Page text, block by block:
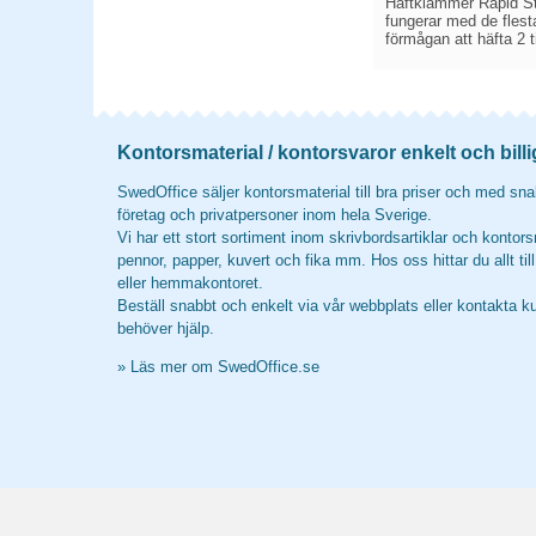
fungerar med de
förmågan att häfta 2
Kontorsmaterial / kontorsvaror enkelt och
SwedOffice säljer kontorsmaterial till bra priser och med
företag och privatpersoner inom hela Sverige.
Vi har ett stort sortiment inom skrivbordsartiklar och
pennor, papper, kuvert och fika mm. Hos oss hittar du allt
eller hemmakontoret.
Beställ snabbt och enkelt via vår webbplats eller kontakta
behöver hjälp.
» Läs mer om SwedOffice.se